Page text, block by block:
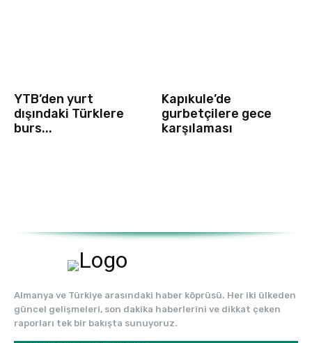
YTB’den yurt
dışındaki Türklere
burs...
Kapıkule’de
gurbetçilere gece
karşılaması
Almanya ve Türkiye arasındaki haber köprüsü. Her iki ülkeden
güncel gelişmeleri, son dakika haberlerini ve dikkat çeken
raporları tek bir bakışta sunuyoruz.